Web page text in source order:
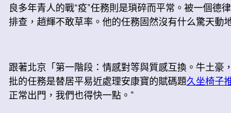
良多年青人的戰“疫”任務則是瑣碎而平常。被一個
排查，趙輝不敢草率。他的任務固然沒有什么驚天動
跟著北京「第一階段：情感對等與質感互換。牛土豪
批的任務是替居平易近處理安康寶的賦碼題久坐椅子
正常出門，我們也得快一點。”